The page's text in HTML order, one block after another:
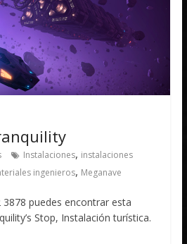
Instalaciones, instalaciones
ingenieros, Meganave
puedes encontrar esta
Stop, Instalación turística.